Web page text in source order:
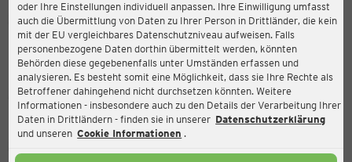
oder Ihre Einstellungen individuell anpassen. Ihre Einwilligung umfasst
auch die Übermittlung von Daten zu Ihrer Person in Drittländer, die kein
mit der EU vergleichbares Datenschutzniveau aufweisen. Falls
personenbezogene Daten dorthin übermittelt werden, könnten
Behörden diese gegebenenfalls unter Umständen erfassen und
analysieren. Es besteht somit eine Möglichkeit, dass sie Ihre Rechte als
Betroffener dahingehend nicht durchsetzen könnten. Weitere
Informationen - insbesondere auch zu den Details der Verarbeitung Ihrer
Daten in Drittländern - finden sie in unserer Datenschutzerklärung
und unseren Cookie Informationen .
Ernsting's family
Haarstraat 22, 7462 AP Rijssen-Holten
Aktuell:
Geschlossen